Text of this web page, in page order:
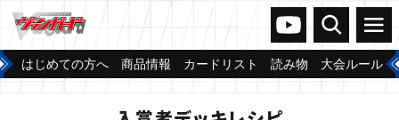
ヴァンガードch
検索 メニュー
はじめての方へ 商品情報 カードリスト 読み物 大会ルール